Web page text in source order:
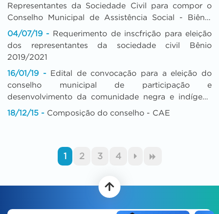
Representantes da Sociedade Civil para compor o
Conselho Municipal de Assistência Social - Biênio
2019/2021
04/07/19 - Requerimento de inscfrição para eleição
dos representantes da sociedade civil Bênio
2019/2021
16/01/19 - Edital de convocação para a eleição do
conselho municipal de participação e
desenvolvimento da comunidade negra e indígena
do município
18/12/15 - Composição do conselho - CAE
1 2 3 4